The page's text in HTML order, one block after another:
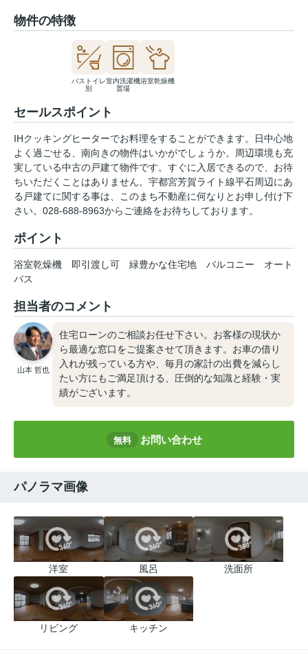
物件の特徴
バストイレ
別
室内洗濯機
置場
浴室乾燥機
セールスポイント
IHクッキングヒーターでお料理をすることができます。日中心地
よく過ごせる、南向きの物件はいかがでしょうか。周辺環境も充
実している中古の戸建て物件です。すぐに入居できるので、お待
ちいただくことはありません。宇都宮芳賀ライト線平石周辺にあ
る戸建てに関する事は、このまち不動産に何なりとお申し付け下
さい。028-688-8963からご連絡をお待ちしております。
ポイント
浴室乾燥機 即引渡し可 緑豊かな住宅地 バルコニー
オート
バス
担当者のコメント
山本 哲也
住宅ローンのご相談お任せ下さい。お客様の現状か
ら最適な窓口をご提案させて頂きます。お車の借り
入れが残っている方や、毎月の家計の出費を減らし
たい方にもご満足頂ける、圧倒的な知識と経験・実
績がございます。
無料 お問い合わせ
パノラマ画像
洋室 風呂 洗面所
リビング キッチン